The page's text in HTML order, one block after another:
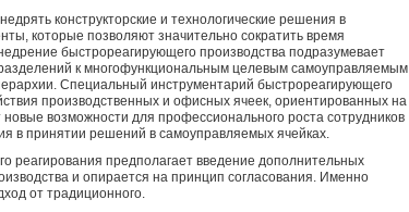
конструкторские и технологические решения в
которые позволяют значительно сократить время
быстрореагирующего производства подразумевает
к многофункциональным целевым самоуправляемым
Специальный инструментарий быстрореагирующего
производственных и офисных ячеек, ориентированных на
возможности для профессионального роста сотрудников
в принятии решений в самоуправляемых ячейках.
реагирования предполагает введение дополнительных
и опирается на принцип согласования. Именно
от традиционного.